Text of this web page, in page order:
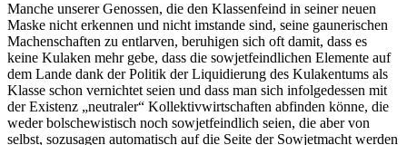
Manche unserer Genossen, die den Klassenfeind in seiner neuen
Maske nicht erkennen und nicht imstande sind, seine gaunerischen
Machenschaften zu entlarven, beruhigen sich oft damit, dass es
keine Kulaken mehr gebe, dass die sowjetfeindlichen Elemente auf
dem Lande dank der Politik der Liquidierung des Kulakentums als
Klasse schon vernichtet seien und dass man sich infolgedessen mit
der Existenz „neutraler“ Kollektivwirtschaften abfinden könne, die
weder bolschewistisch noch sowjetfeindlich seien, die aber von
selbst, sozusagen automatisch auf die Seite der Sowjetmacht werden